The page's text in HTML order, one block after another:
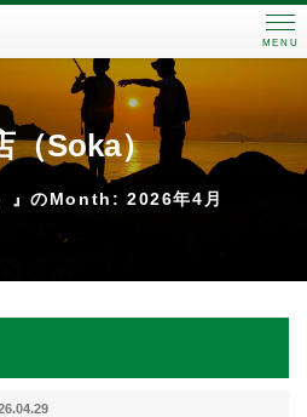
MENU
（Soka）
』のMonth: 2026年4月